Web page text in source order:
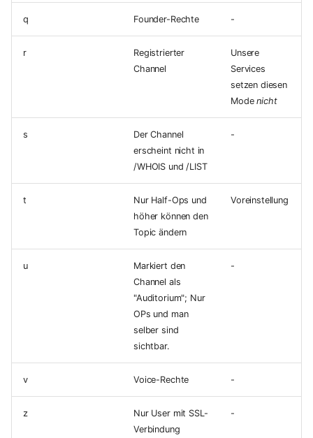
q Founder-Rechte -
r
Registrierter
Channel
Unsere
Services
setzen diesen
Modenicht
s
Der Channel
erscheint nicht in
/WHOIS und /LIST
-
t
Nur Half-Ops und
höher können den
Topic ändern
Voreinstellung
u
Markiert den
Channel als
"Auditorium"; Nur
OPs und man
selber sind
sichtbar.
-
v Voice-Rechte -
z
Nur User mit SSL-
Verbindung
-